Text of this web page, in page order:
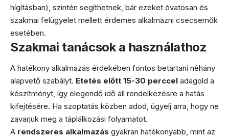
hígításban), szintén segíthetnek, bár ezeket óvatosan és
szakmai felügyelet mellett érdemes alkalmazni csecsemők
esetében.
Szakmai tanácsok a használathoz
A hatékony alkalmazás érdekében fontos betartani néhány
alapvető szabályt. Etetés előtt 15-30 perccel adagold a
készítményt, így elegendő idő áll rendelkezésre a hatás
kifejtésére. Ha szoptatás közben adod, ügyelj arra, hogy ne
zavarjuk meg a táplálkozási folyamatot.
A rendszeres alkalmazás gyakran hatékonyabb, mint az